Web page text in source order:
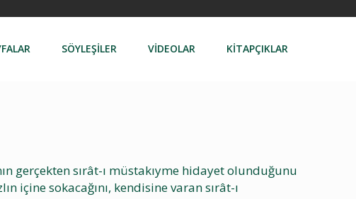
SÖYLEŞİLER VİDEOLAR KİTAPÇIKLAR
gerçekten sırât-ı müstakıyme hidayet olunduğunu
içine sokacağını, kendisine varan sırât-ı